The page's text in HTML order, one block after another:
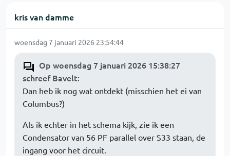
kris van damme
woensdag 7 januari 2026 23:54:44
Op woensdag 7 januari 2026 15:38:27
schreef Bavelt:
Dan heb ik nog wat ontdekt (misschien het ei van
Columbus?)
Als ik echter in het schema kijk, zie ik een
Condensator van 56 PF parallel over S33 staan, de
ingang voor het circuit.